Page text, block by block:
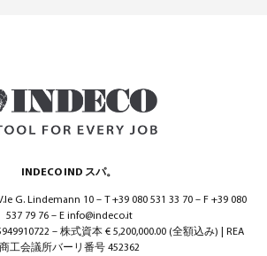
INDECO IND スパ。
G. Lindemann 10 – T +39 080 531 33 70 – F +39 080
537 79 76 – E info@indeco.it
– 株式資本 € 5,200,000.00 (全額込み) | REA
商工会議所バーリ番号 452362